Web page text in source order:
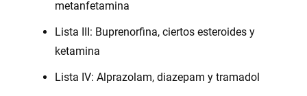
metanfetamina
Lista III: Buprenorfina, ciertos esteroides y
ketamina
Lista IV: Alprazolam, diazepam y tramadol